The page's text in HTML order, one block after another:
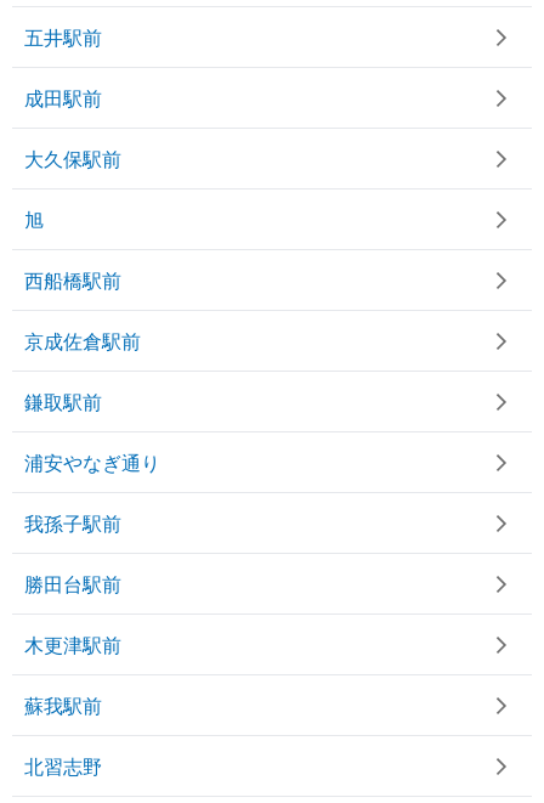
五井駅前
成田駅前
大久保駅前
旭
西船橋駅前
京成佐倉駅前
鎌取駅前
浦安やなぎ通り
我孫子駅前
勝田台駅前
木更津駅前
蘇我駅前
北習志野